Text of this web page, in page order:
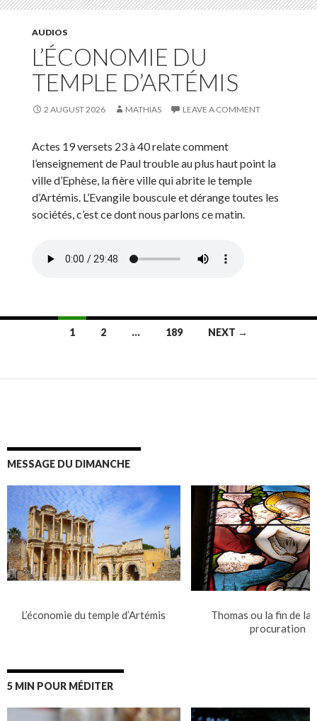
AUDIOS
L’ÉCONOMIE DU
TEMPLE D’ARTÉMIS
2 AUGUST 2026 MATHIAS LEAVE A COMMENT
Actes 19 versets 23 à 40 relate comment
l’enseignement de Paul trouble au plus haut point la
ville d’Ephèse, la fière ville qui abrite le temple
d’Artémis. L’Evangile bouscule et dérange toutes les
sociétés, c’est ce dont nous parlons ce matin.
1 2 … 189 NEXT →
MESSAGE DU DIMANCHE
L’économie du temple d’Artémis
Thomas ou la fin de la
procuration
5 MIN POUR MÉDITER